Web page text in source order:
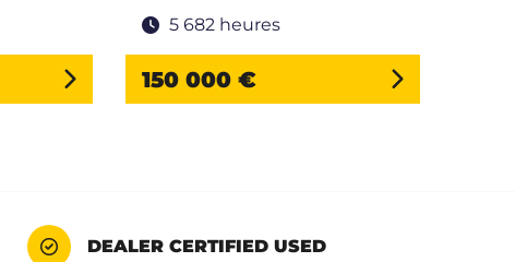
5 682 heures
150 000 €
DEALER CERTIFIED USED